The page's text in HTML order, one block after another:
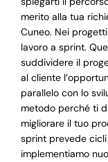
merito alla tua
Cuneo. Nei
lavoro a sprint.
suddividere il
al cliente
parallelo con lo
metodo perché ti
migliorare il tuo
sprint prevede
implementiamo